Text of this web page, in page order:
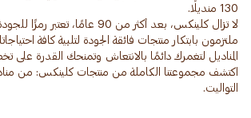
لا تزال كلينكس، بعد أكثر من 90 عامًا،
ملتزمون بابتكار منتجات فائقة الجودة لتلبية كافة
المناديل لتغمرك دائمًا بالانتعاش وتمنحك القدرة على
اكتشف مجموعتنا الكاملة من منتجات كلينكس: من
التواليت.